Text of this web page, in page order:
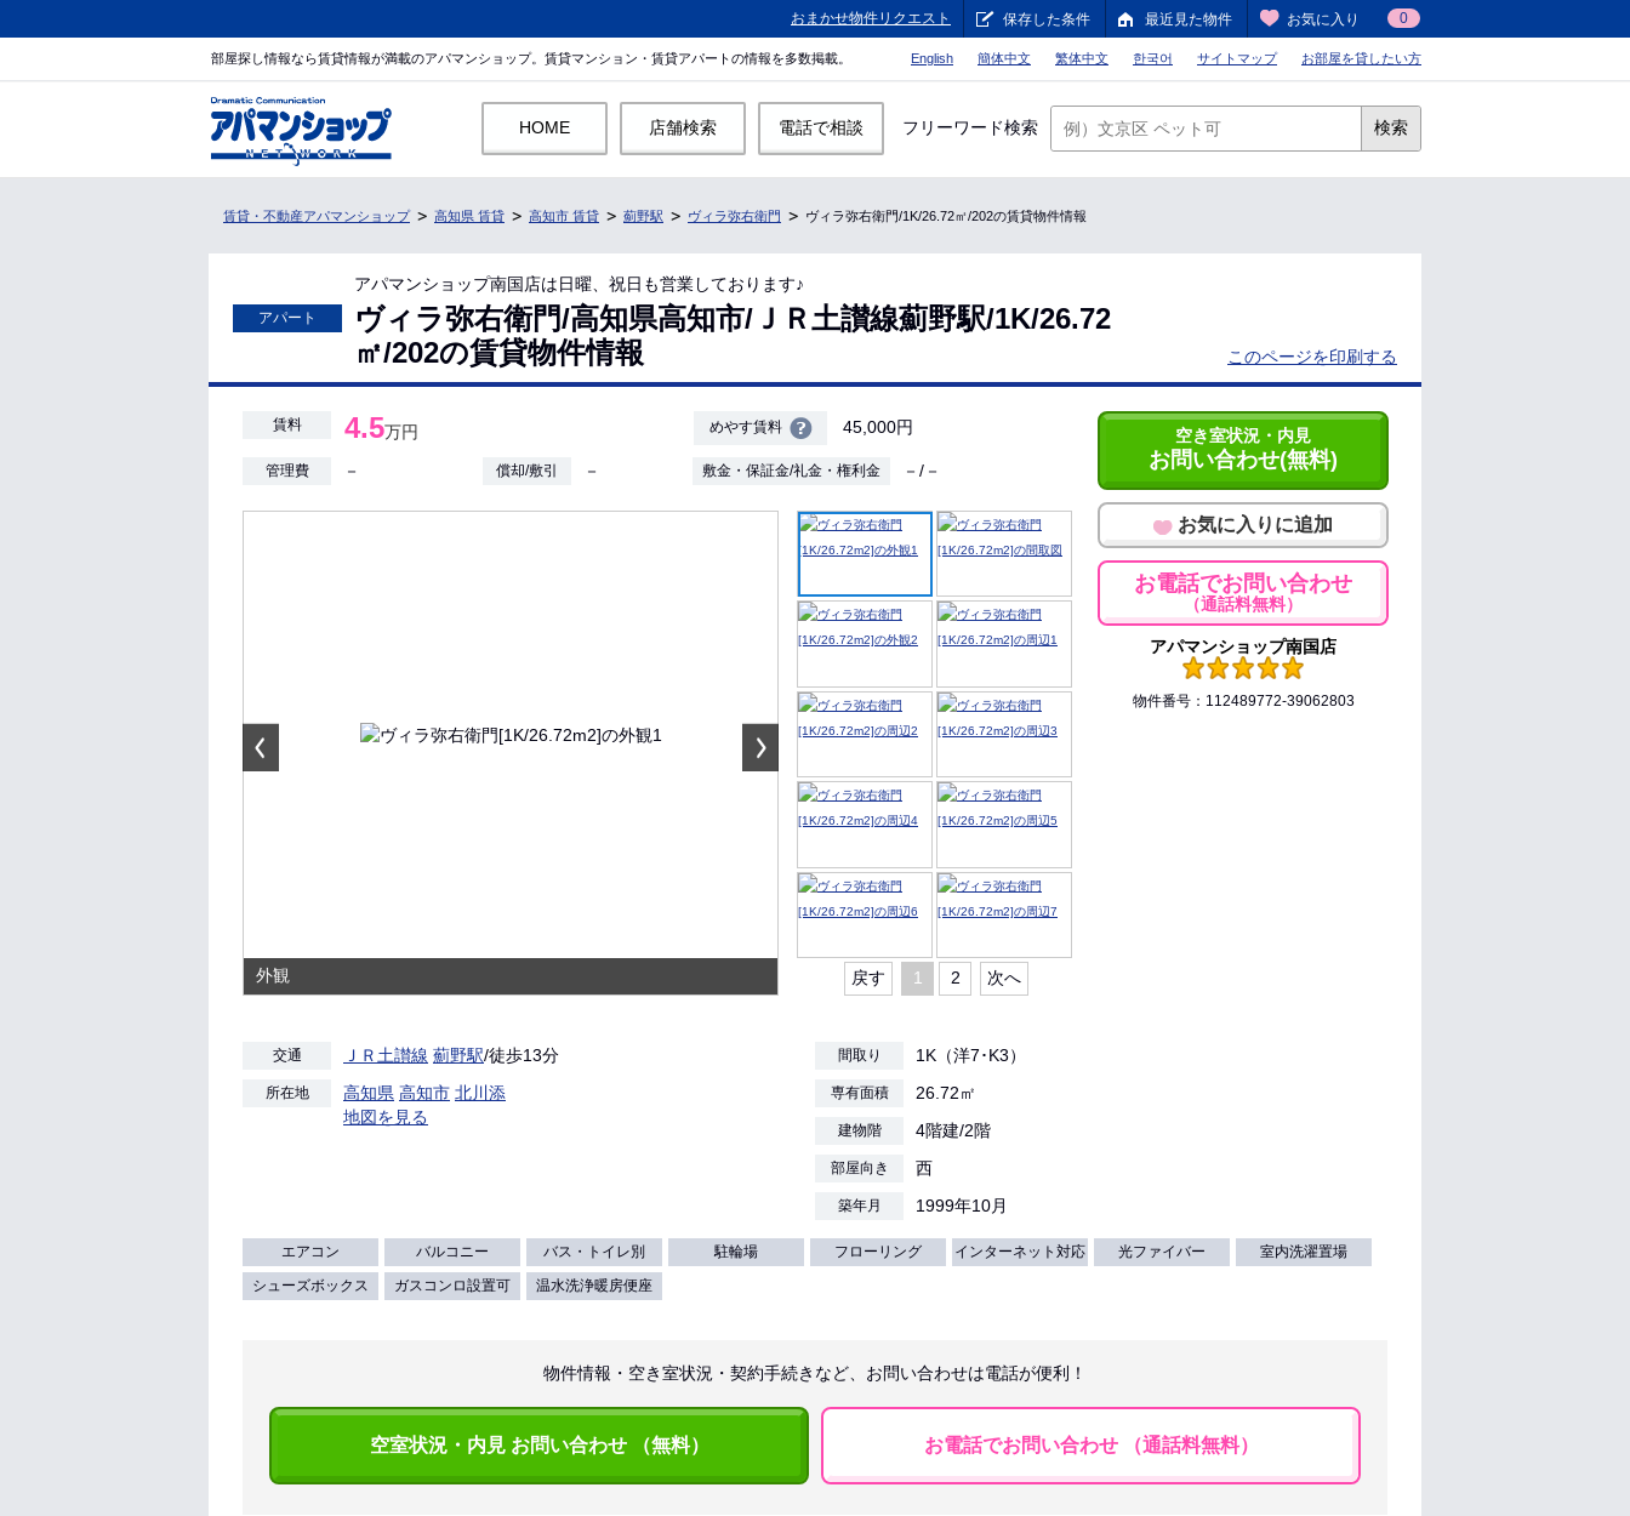
おまかせ物件リクエスト 保存した条件 最近見た物件 お気に入り 0
部屋探し情報なら賃貸情報が満載のアパマンショップ。賃貸マンション・賃貸アパートの情報を多数掲載。 English 簡体中文 繁体中文 한국어 サイトマップ お部屋を貸したい方
HOME 店舗検索 電話で相談 フリーワード検索 検索
賃貸・不動産アパマンショップ 高知県 賃貸 高知市 賃貸 薊野駅 ヴィラ弥右衛門 ヴィラ弥右衛門/1K/26.72㎡/202の賃貸物件情報
アパート
アパマンショップ南国店は日曜、祝日も営業しております♪
ヴィラ弥右衛門/高知県高知市/ＪＲ土讃線薊野駅/1K/26.72
㎡/202の賃貸物件情報
このページを印刷する
賃料 4.5万円 めやす賃料 45,000円
管理費 － 償却/敷引 － 敷金・保証金/礼金・権利金 －/－
外観 戻す 1 2 次へ
空き室状況・内見
お問い合わせ(無料)
お気に入りに追加
お電話でお問い合わせ
（通話料無料）
アパマンショップ南国店
物件番号：112489772-39062803
交通 ＪＲ土讃線 薊野駅/徒歩13分
所在地 高知県 高知市 北川添
地図を見る
間取り 1K（洋7･K3）
専有面積 26.72㎡
建物階 4階建/2階
部屋向き 西
築年月 1999年10月
エアコン バルコニー バス・トイレ別 駐輪場 フローリング インターネット対応 光ファイバー
室内洗濯置場
シューズボックス
ガスコンロ設置可 温水洗浄暖房便座
物件情報・空き室状況・契約手続きなど、お問い合わせは電話が便利！
空室状況・内見 お問い合わせ （無料） お電話でお問い合わせ （通話料無料）